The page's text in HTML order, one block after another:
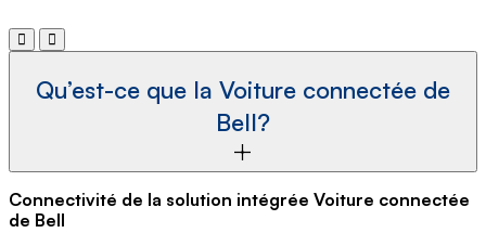
Qu’est-ce que la Voiture connectée de
Bell?
Connectivité de la solution intégrée Voiture connectée
de Bell